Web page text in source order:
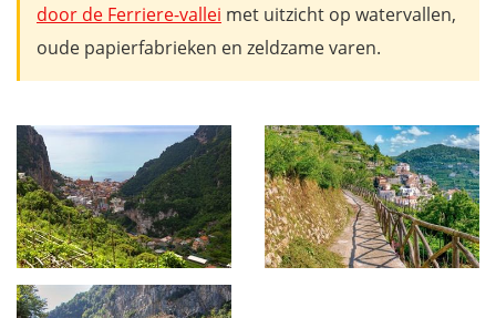
door de Ferriere-vallei met uitzicht op watervallen,
oude papierfabrieken en zeldzame varen.